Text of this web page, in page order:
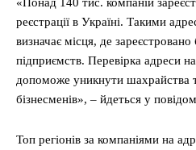
реєстрації в Україні. Такими
визначає місця, де
підприємств. Перевірка адреси
допоможе уникнути шахрайства
бізнесменів», – йдеться у
Топ регіонів за компаніями на